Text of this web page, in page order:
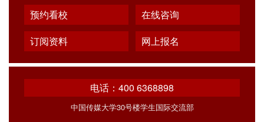
预约看校
在线咨询
订阅资料
网上报名
电话：400 6368898
中国传媒大学30号楼学生国际交流部